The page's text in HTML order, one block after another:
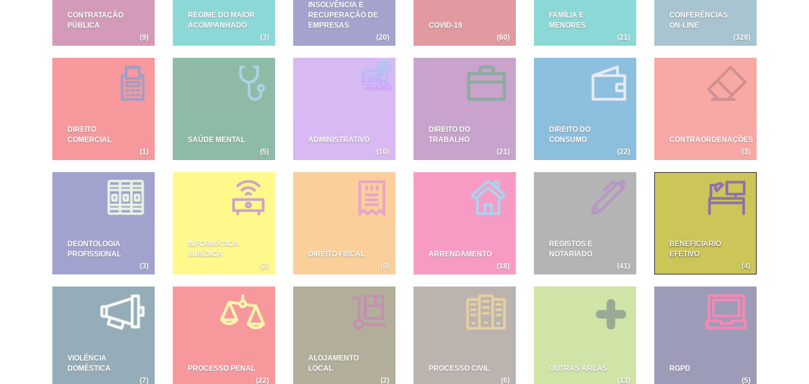
CONTRATAÇÃO
PÚBLICA
(9)
REGIME DO MAIOR
ACOMPANHADO
(3)
INSOLVÊNCIA E
RECUPERAÇÃO DE
EMPRESAS
(20)
COVID-19
(60)
FAMÍLIA E
MENORES
(21)
CONFERÊNCIAS
ON-LINE
(328)
DIREITO
COMERCIAL
(1)
SAÚDE MENTAL
(5)
ADMINISTRATIVO
(10)
DIREITO DO
TRABALHO
(21)
DIREITO DO
CONSUMO
(22)
CONTRAORDENAÇÕES
(3)
DEONTOLOGIA
PROFISSIONAL
(3)
INFORMÁTICA
JURÍDICA
(2)
DIREITO FISCAL
(6)
ARRENDAMENTO
(18)
REGISTOS E
NOTARIADO
(41)
BENEFICIÁRIO
EFETIVO
(4)
VIOLÊNCIA
DOMÉSTICA
(7)
PROCESSO PENAL
(22)
ALOJAMENTO
LOCAL
(2)
PROCESSO CIVIL
(6)
OUTRAS ÁREAS
(13)
RGPD
(5)